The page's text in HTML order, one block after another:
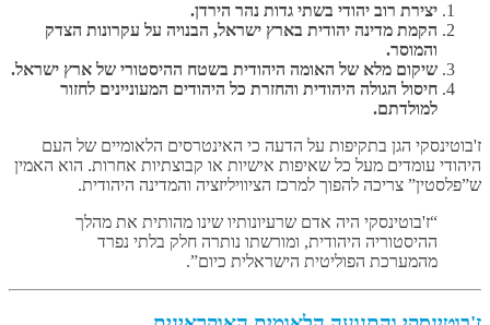
יצירת רוב יהודי בשתי גדות נהר הירדן.
הקמת מדינה יהודית בארץ ישראל, הבנויה על עקרונות הצדק
והמוסר.
שיקום מלא של האומה היהודית בשטח ההיסטורי של ארץ ישראל.
חיסול הגולה היהודית והחזרת כל היהודים המעוניינים לחזור
למולדתם.
ז'בוטינסקי הגן בתקיפות על הדעה כי האינטרסים הלאומיים של העם
היהודי עומדים מעל כל שאיפות אישיות או קבוצתיות אחרות. הוא האמין
ש”פלסטין” צריכה להפוך למרכז הציוויליזציה והמדינה היהודית.
“ז'בוטינסקי היה אדם שרעיונותיו שינו מהותית את מהלך
ההיסטוריה היהודית, ומורשתו נותרה חלק בלתי נפרד
מהמערכת הפוליטית הישראלית כיום”.